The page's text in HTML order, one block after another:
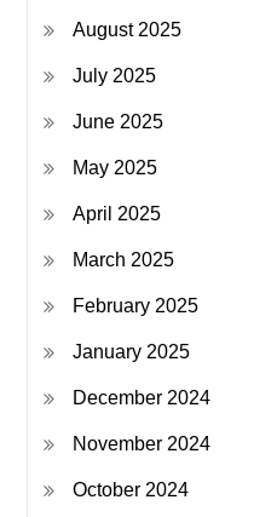
August 2025
July 2025
June 2025
May 2025
April 2025
March 2025
February 2025
January 2025
December 2024
November 2024
October 2024